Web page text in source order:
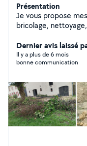
Présentation
Je vous propose
bricolage,
Dernier avis laissé
Il y a plus de 6 mois
bonne communication